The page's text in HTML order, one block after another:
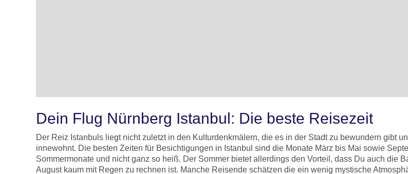
Dein Flug Nürnberg Istanbul: Die beste Reisezeit
Der Reiz Istanbuls liegt nicht zuletzt in den Kulturdenkmälern, die es in der Stadt zu bewundern gibt
innewohnt. Die besten Zeiten für Besichtigungen in Istanbul sind die Monate März bis Mai sowie
Sommermonate und nicht ganz so heiß. Der Sommer bietet allerdings den Vorteil, dass Du auch die
August kaum mit Regen zu rechnen ist. Manche Reisende schätzen die ein wenig mystische